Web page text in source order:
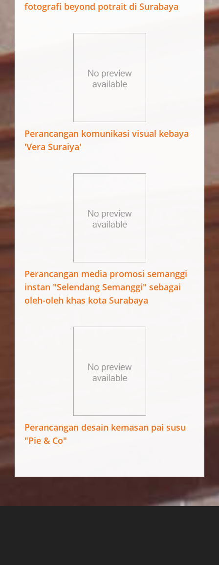
fotografi beyond potrait di Surabaya
Perancangan komunikasi visual kebaya
'Vera Suraiya'
Perancangan media promosi semanggi
instan "Selendang Semanggi" sebagai
oleh-oleh khas kota Surabaya
Perancangan desain kemasan pai susu
"Pie & Co"